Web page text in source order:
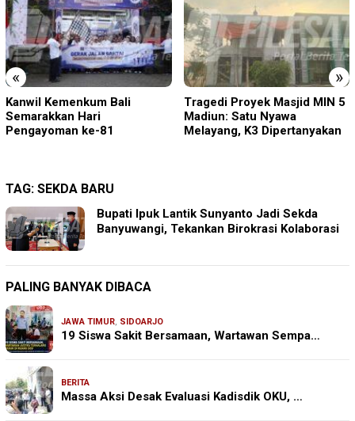
« »
Tragedi Proyek Masjid MIN 5
Madiun: Satu Nyawa
Melayang, K3 Dipertanyakan
KA BIAS Terhenti, Lima KA
Ikut Terdampak, KAI Daop 7
Gerak Cepat Pulihkan
TAG: SEKDA BARU
Bupati Ipuk Lantik Sunyanto Jadi Sekda
Banyuwangi, Tekankan Birokrasi Kolaborasi
PALING BANYAK DIBACA
JAWA TIMUR, SIDOARJO
19 Siswa Sakit Bersamaan, Wartawan Sempa…
BERITA
Massa Aksi Desak Evaluasi Kadisdik OKU, …